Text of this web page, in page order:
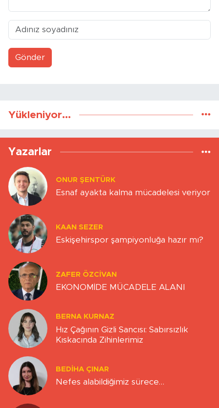
Gönder
Yükleniyor...
Yazarlar
ONUR ŞENTÜRK
Esnaf ayakta kalma mücadelesi veriyor
KAAN SEZER
Eskişehirspor şampiyonluğa hazır mı?
ZAFER ÖZCIVAN
EKONOMİDE MÜCADELE ALANI
BERNA KURNAZ
Hız Çağının Gizli Sancısı: Sabırsızlık
Kıskacında Zihinlerimiz
BEDIHA ÇINAR
Nefes alabildiğimiz sürece…